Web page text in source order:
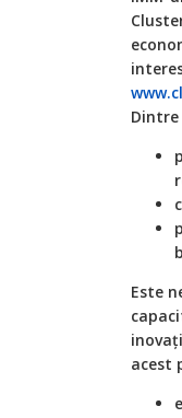
Este
acest